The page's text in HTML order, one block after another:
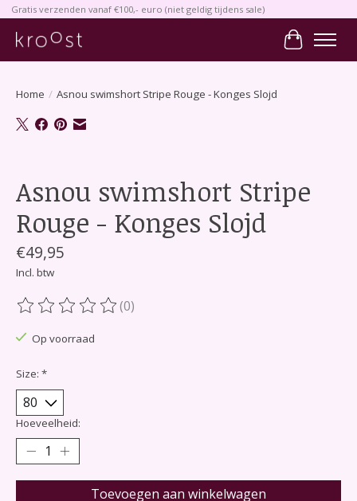
Gratis verzenden vanaf €100,- euro (niet geldig tijdens sale)
Home / Asnou swimshort Stripe Rouge - Konges Slojd
Asnou swimshort Stripe
Rouge - Konges Slojd
€49,95
Incl. btw
De beoordeling van dit product is
(0)
Op voorraad
Size: *
Hoeveelheid:
Toevoegen aan winkelwagen